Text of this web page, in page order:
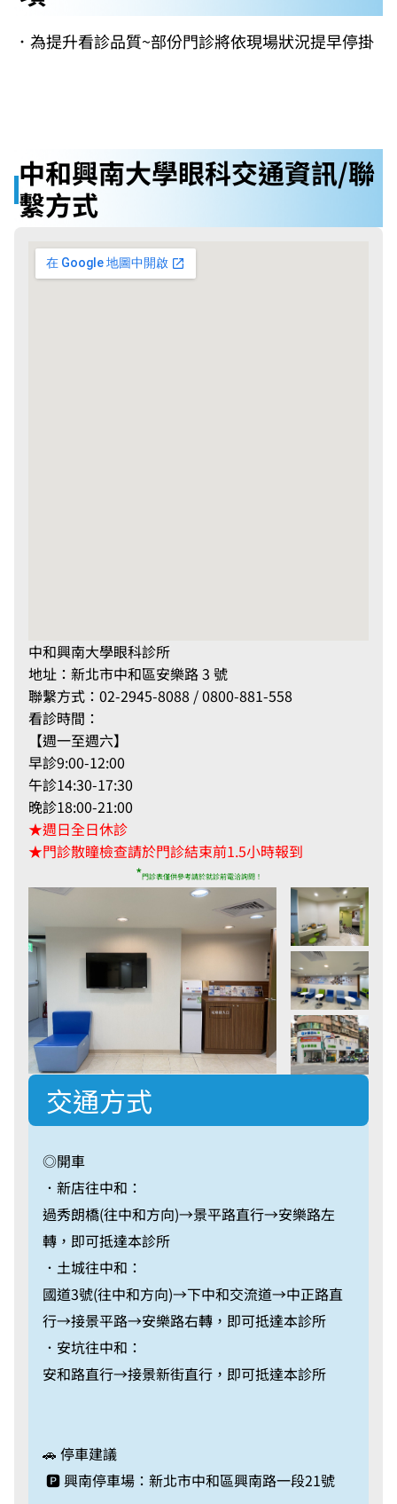
． 為提升看診品質~部份門診將依現場狀況提早停掛
中和興南大學眼科交通資訊/聯
繫方式
中和興南大學眼科診所
地址：新北市中和區安樂路 3 號
聯繫方式： 02-2945-8088 /0800-881-558
看診時間：
【週一至週六】
早診9:00-12:00
午診14:30-17:30
晚診18:00-21:00
★週日全日休診
★門診散瞳檢查請於門診結束前1.5小時報到
*門診表僅供參考請於就診前電洽詢問！
交通方式
◎開車
．新店往中和：
過秀朗橋(往中和方向)→景平路直行→安樂路左
轉，即可抵達本診所
．土城往中和：
國道3號(往中和方向)→下中和交流道→中正路直
行→接景平路→安樂路右轉，即可抵達本診所
．安坑往中和：
安和路直行→接景新街直行，即可抵達本診所
🚗 停車建議
🅿️ 興南停車場：新北市中和區興南路一段21號